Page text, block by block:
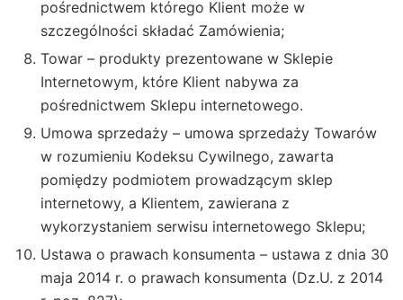
pośrednictwem którego Klient może w
szczególności składać Zamówienia;
Towar – produkty prezentowane w Sklepie
Internetowym, które Klient nabywa za
pośrednictwem Sklepu internetowego.
Umowa sprzedaży – umowa sprzedaży Towarów
w rozumieniu Kodeksu Cywilnego, zawarta
pomiędzy podmiotem prowadzącym sklep
internetowy, a Klientem, zawierana z
wykorzystaniem serwisu internetowego Sklepu;
Ustawa o prawach konsumenta – ustawa z dnia 30
maja 2014 r. o prawach konsumenta (Dz.U. z 2014